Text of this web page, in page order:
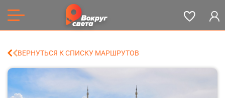
ВЕРНУТЬСЯ К СПИСКУ МАРШРУТОВ